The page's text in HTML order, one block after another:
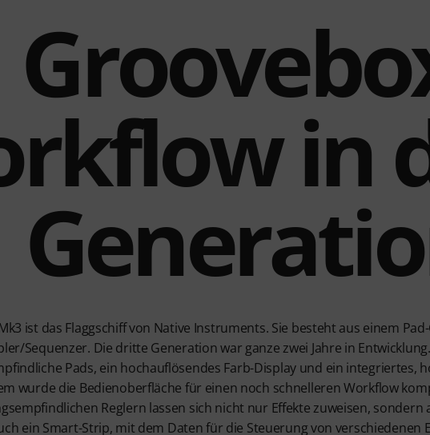
in
ist das Flaggschiff von Native Instruments. Sie besteht aus einem
Sequenzer. Die dritte Generation war ganze zwei Jahre in
Pads, ein hochauflösendes Farb-Display und ein integriertes,
wurde die Bedienoberfläche für einen noch schnelleren Workflow
Reglern lassen sich nicht nur Effekte zuweisen, sondern
ein Smart-Strip, mit dem Daten für die Steuerung von verschiedenen